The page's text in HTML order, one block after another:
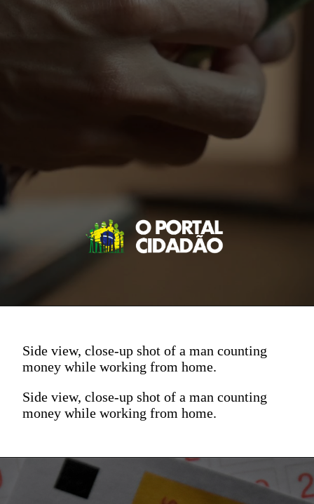
Side view, close-up shot of a man counting
money while working from home.
Side view, close-up shot of a man counting
money while working from home.